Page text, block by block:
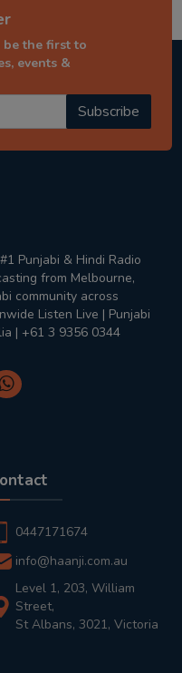
be the first to
events &
Subscribe
Punjabi & Hindi Radio
from Melbourne,
community across
Listen Live | Punjabi
| +61 3 9356 0344
0447171674
info@haanji.com.au
Level 1, 203, William
Street,
St Albans, 3021, Victoria